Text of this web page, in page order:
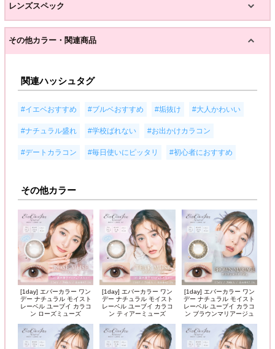
レンズスペック
その他カラー・関連商品
関連ハッシュタグ
#イエベおすすめ #ブルベおすすめ #垢抜け #大人かわいい
#ナチュラル盛れ #学校ばれない #お出かけカラコン
#デートカラコン #毎日使いにピッタリ #初心者におすすめ
その他カラー
[1day] エバーカラー ワン
デー ナチュラル モイスト
レーベル ユーブイ カラコ
ン ローズミューズ
[1day] エバーカラー ワン
デー ナチュラル モイスト
レーベル ユーブイ カラコ
ン ティアーミューズ
[1day] エバーカラー ワン
デー ナチュラル モイスト
レーベル ユーブイ カラコ
ン ブラウンマリアージュ